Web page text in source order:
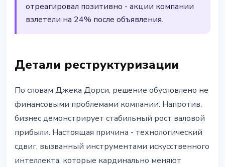
отреагировал позитивно - акции компании
взлетели на 24% после объявления.
Детали реструктуризации
По словам Джека Дорси, решение обусловлено не
финансовыми проблемами компании. Напротив,
бизнес демонстрирует стабильный рост валовой
прибыли. Настоящая причина - технологический
сдвиг, вызванный инструментами искусственного
интеллекта, которые кардинально меняют